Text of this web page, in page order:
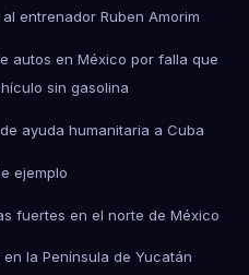
entrenador Ruben Amorim
autos en México por falla que
sin gasolina
ayuda humanitaria a Cuba
ejemplo
fuertes en el norte de México
la Península de Yucatán